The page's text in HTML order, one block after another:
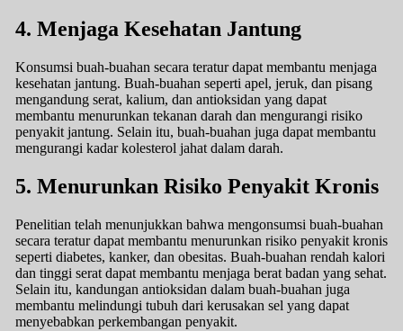
4. Menjaga Kesehatan Jantung
Konsumsi buah-buahan secara teratur dapat membantu menjaga
kesehatan jantung. Buah-buahan seperti apel, jeruk, dan pisang
mengandung serat, kalium, dan antioksidan yang dapat
membantu menurunkan tekanan darah dan mengurangi risiko
penyakit jantung. Selain itu, buah-buahan juga dapat membantu
mengurangi kadar kolesterol jahat dalam darah.
5. Menurunkan Risiko Penyakit Kronis
Penelitian telah menunjukkan bahwa mengonsumsi buah-buahan
secara teratur dapat membantu menurunkan risiko penyakit kronis
seperti diabetes, kanker, dan obesitas. Buah-buahan rendah kalori
dan tinggi serat dapat membantu menjaga berat badan yang sehat.
Selain itu, kandungan antioksidan dalam buah-buahan juga
membantu melindungi tubuh dari kerusakan sel yang dapat
menyebabkan perkembangan penyakit.